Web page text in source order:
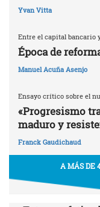
Yvan Vitta
Entre el capital bancario
Época de
Manuel Acuña Asenjo
Ensayo crítico sobre el
«Progresismo
maduro y
Franck Gaudichaud
A MÁS DE